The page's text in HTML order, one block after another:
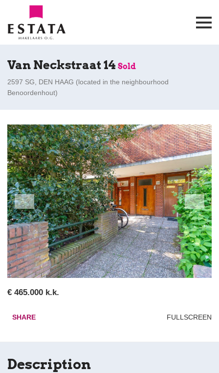
Van Neckstraat 14 Sold
2597 SG, DEN HAAG (located in the neighbourhood
Benoordenhout)
€ 465.000 k.k.
SHARE FULLSCREEN
Description